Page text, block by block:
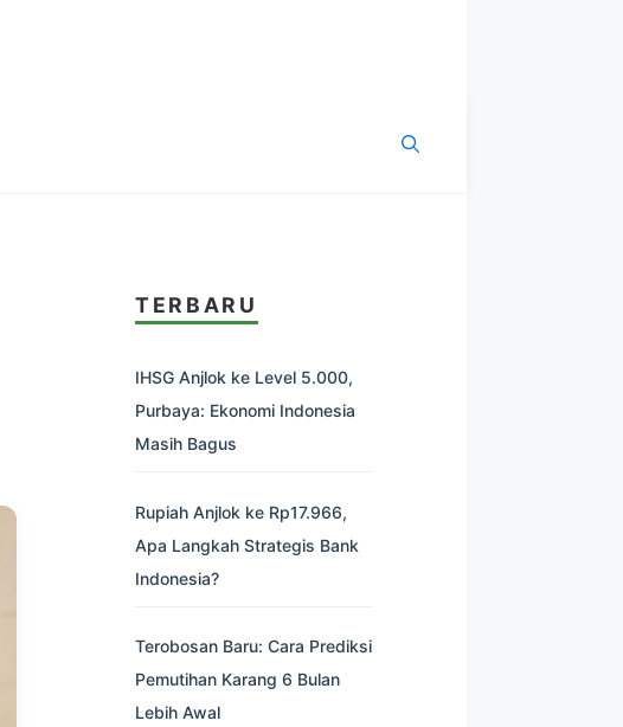
TERBARU
IHSG Anjlok ke Level 5.000,
Purbaya: Ekonomi Indonesia
Masih Bagus
Rupiah Anjlok ke Rp17.966,
Apa Langkah Strategis Bank
Indonesia?
Terobosan Baru: Cara Prediksi
Pemutihan Karang 6 Bulan
Lebih Awal